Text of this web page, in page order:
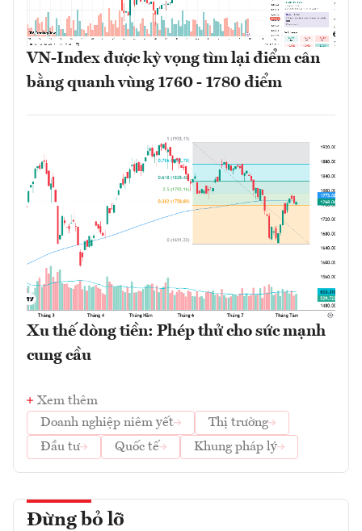
VN-Index được kỳ vọng tìm lại điểm cân
bằng quanh vùng 1760 - 1780 điểm
Xu thế dòng tiền: Phép thử cho sức mạnh
cung cầu
Xem thêm
Doanh nghiệp niêm yết
Thị trường
Đầu tư
Quốc tế Khung pháp lý
Đừng bỏ lỡ